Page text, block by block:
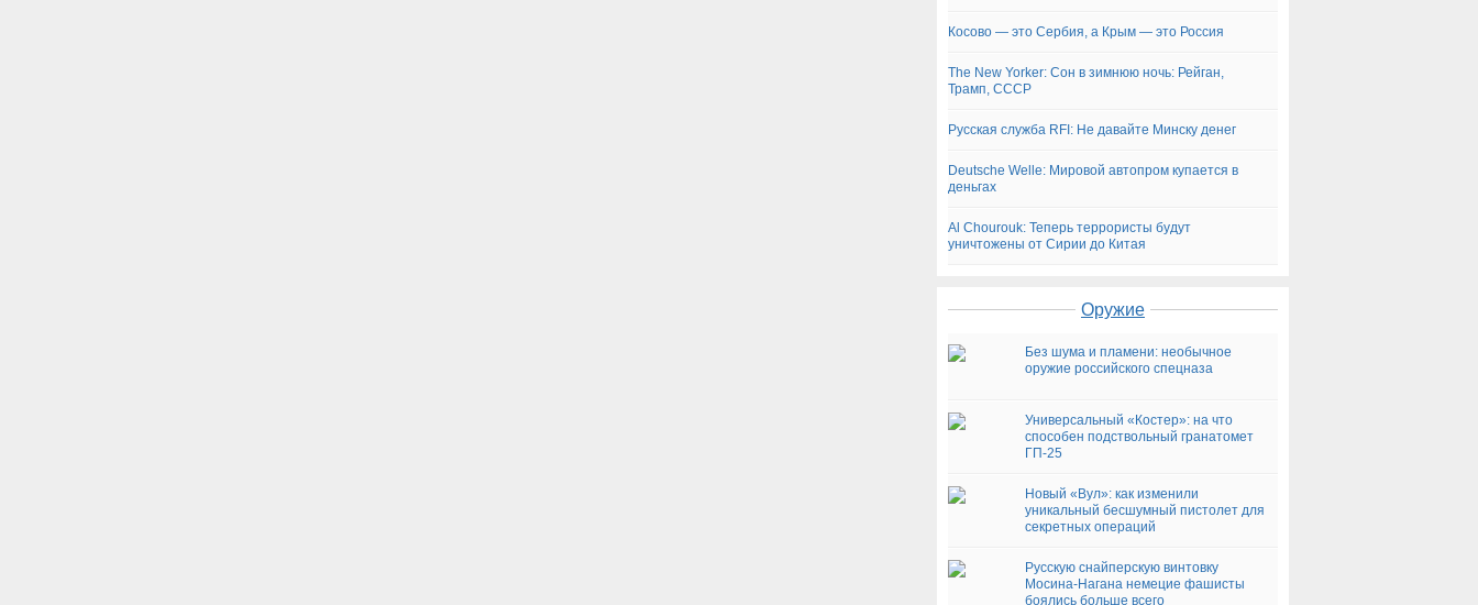
Косово — это Сербия, а Крым — это Россия
The New Yorker: Сон в зимнюю ночь: Рейган,
Трамп, СССР
Русская служба RFI: Не давайте Минску денег
Deutsche Welle: Мировой автопром купается в
деньгах
Al Chourouk: Теперь террористы будут
уничтожены от Сирии до Китая
Оружие
Без шума и пламени: необычное
оружие российского спецназа
Универсальный «Костер»: на что
способен подствольный гранатомет
ГП-25
Новый «Вул»: как изменили
уникальный бесшумный пистолет для
секретных операций
Русскую снайперскую винтовку
Мосина-Нагана немецие фашисты
боялись больше всего